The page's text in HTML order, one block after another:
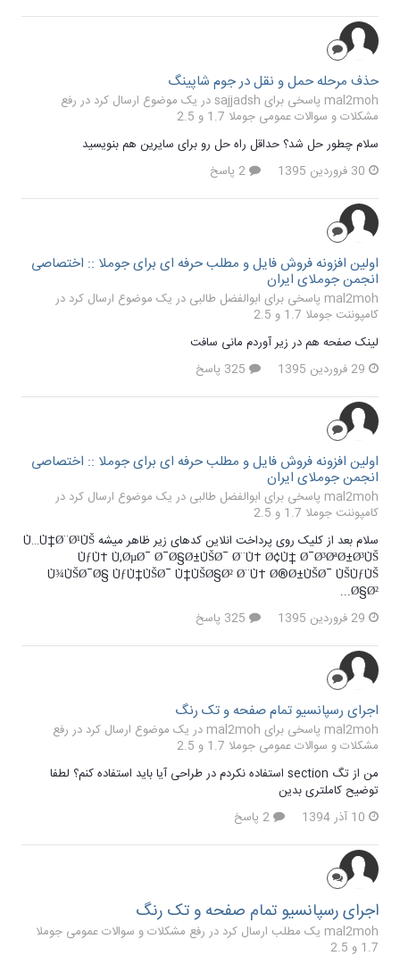
حذف مرحله حمل و نقل در جوم شاپینگ
mal2moh پاسخی برای sajjadsh در یک موضوع ارسال کرد در
رفع
مشکلات و سوالات عمومی جوملا 1.7 و 2.5
سلام چطور حل شد؟ حداقل راه حل رو برای سایرین هم بنویسید
30 فروردین 1395
اولین افزونه فروش فایل و مطلب حرفه ای برای جوملا :: اختصاصی
انجمن جوملای ایران
mal2moh پاسخی برای ابوالفضل طالبی در یک موضوع ارسال کرد در
کامپوننت جوملا 1.7 و 2.5
لینک صفحه هم در زیر آوردم مانی سافت
29 فروردین 1395
اولین افزونه فروش فایل و مطلب حرفه ای برای جوملا :: اختصاصی
انجمن جوملای ایران
mal2moh پاسخی برای ابوالفضل طالبی در یک موضوع ارسال کرد در
کامپوننت جوملا 1.7 و 2.5
سلام بعد از کلیک روی پرداخت انلاین کدهای زیر ظاهر میشه Ù…Ù†Ø¨Ø¹ÙŠ
ÙƒÙ‡ Ù‚ØµØ¯ Ø¯Ø§Ø±ÙŠØ¯ Ø¨Ù‡ Ø¢Ù† Ø¯Ø³ØªØ±Ø³ÙŠ
Ù¾ÙŠØ¯Ø§ ÙƒÙ†ÙŠØ¯ Ù†ÙŠØ§Ø² Ø¨Ù‡ Ø®Ø±ÙŠØ¯ ÙŠÙƒÙŠ
Ø§Ø²...
29 فروردین 1395
اجرای رسپانسیو تمام صفحه و تک رنگ
mal2moh پاسخی برای mal2moh در یک موضوع ارسال کرد در
رفع
مشکلات و سوالات عمومی جوملا 1.7 و 2.5
من از تگ section استفاده نکردم در طراحی آیا باید استفاده کنم؟ لطفا
توضیح کاملتری بدین
10 آذر 1394
اجرای رسپانسیو تمام صفحه و تک رنگ
mal2moh یک مطلب ارسال کرد در
رفع مشکلات و سوالات عمومی جوملا
1.7 و 2.5